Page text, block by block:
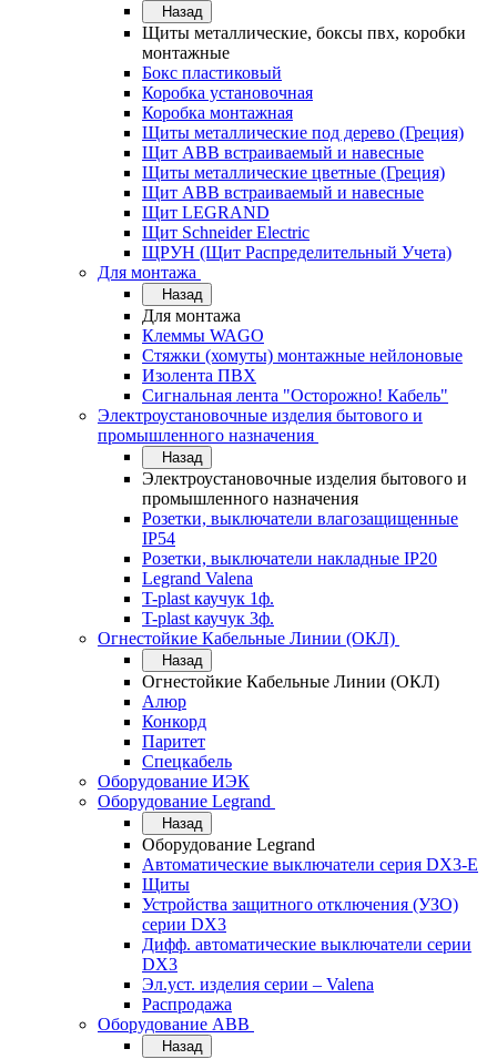
Назад
Щиты металлические, боксы пвх, коробки
монтажные
Бокс пластиковый
Коробка установочная
Коробка монтажная
Щиты металлические под дерево (Греция)
Щит ABB встраиваемый и навесные
Щиты металлические цветные (Греция)
Щит ABB встраиваемый и навесные
Щит LEGRAND
Щит Schneider Electric
ЩРУН (Щит Распределительный Учета)
Для монтажа
Назад
Для монтажа
Клеммы WAGO
Стяжки (хомуты) монтажные нейлоновые
Изолента ПВХ
Сигнальная лента "Осторожно! Кабель"
Электроустановочные изделия бытового и
промышленного назначения
Назад
Электроустановочные изделия бытового и
промышленного назначения
Розетки, выключатели влагозащищенные
IP54
Розетки, выключатели накладные IP20
Legrand Valena
T-plast каучук 1ф.
T-plast каучук 3ф.
Огнестойкие Кабельные Линии (ОКЛ)
Назад
Огнестойкие Кабельные Линии (ОКЛ)
Алюр
Конкорд
Паритет
Спецкабель
Оборудование ИЭК
Оборудование Legrand
Назад
Оборудование Legrand
Автоматические выключатели серия DX3-E
Щиты
Устройства защитного отключения (УЗО)
серии DX3
Дифф. автоматические выключатели серии
DX3
Эл.уст. изделия серии – Valena
Распродажа
Оборудование АВВ
Назад